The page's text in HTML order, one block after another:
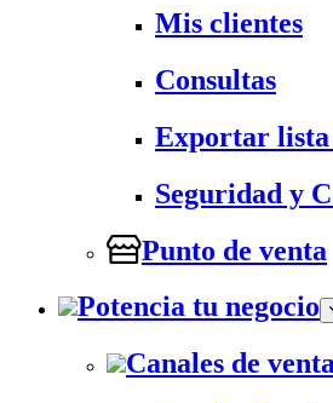
Mis clientes
Consultas
Exportar lista
Seguridad y
Punto de venta
Potencia tu negocio
Canales de